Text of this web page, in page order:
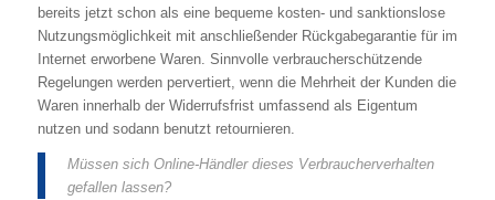
bereits jetzt schon als eine bequeme kosten- und sanktionslose
Nutzungsmöglichkeit mit anschließender Rückgabegarantie für im
Internet erworbene Waren. Sinnvolle verbraucherschützende
Regelungen werden pervertiert, wenn die Mehrheit der Kunden die
Waren innerhalb der Widerrufsfrist umfassend als Eigentum
nutzen und sodann benutzt retournieren.
Müssen sich Online-Händler dieses Verbraucherverhalten
gefallen lassen?